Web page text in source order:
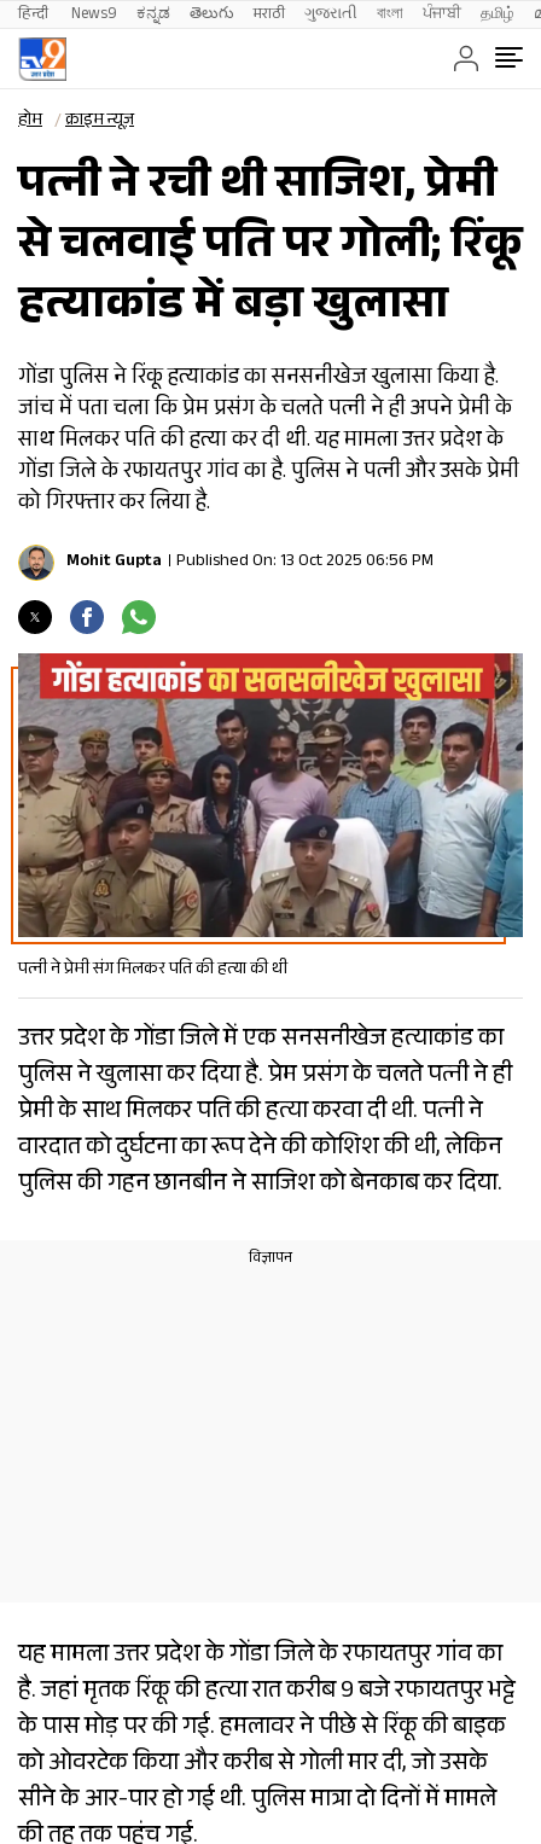
हिन्दी News9 ಕನ್ನಡ తెలుగు मराठी ગુજરાતી বাংলা ਪੰਜਾਬੀ தமிழ்
होम क्राइम न्यूज़
पत्नी ने रची थी साजिश, प्रेमी
से चलवाई पति पर गोली; रिंकू
हत्याकांड में बड़ा खुलासा
गोंडा पुलिस ने रिंकू हत्याकांड का सनसनीखेज खुलासा किया है.
जांच में पता चला कि प्रेम प्रसंग के चलते पत्नी ने ही अपने प्रेमी के
साथ मिलकर पति की हत्या कर दी थी. यह मामला उत्तर प्रदेश के
गोंडा जिले के रफायतपुर गांव का है. पुलिस ने पत्नी और उसके प्रेमी
को गिरफ्तार कर लिया है.
Mohit Gupta Published On: 13 Oct 2025 06:56 PM
पत्नी ने प्रेमी संग मिलकर पति की हत्या की थी
उत्तर प्रदेश के गोंडा जिले में एक सनसनीखेज हत्याकांड का
पुलिस ने खुलासा कर दिया है. प्रेम प्रसंग के चलते पत्नी ने ही
प्रेमी के साथ मिलकर पति की हत्या करवा दी थी. पत्नी ने
वारदात को दुर्घटना का रूप देने की कोशिश की थी, लेकिन
पुलिस की गहन छानबीन ने साजिश को बेनकाब कर दिया.
यह मामला उत्तर प्रदेश के गोंडा जिले के रफायतपुर गांव का
है. जहां मृतक रिंकू की हत्या रात करीब 9 बजे रफायतपुर भट्टे
के पास मोड़ पर की गई. हमलावर ने पीछे से रिंकू की बाइक
को ओवरटेक किया और करीब से गोली मार दी, जो उसके
सीने के आर-पार हो गई थी. पुलिस मात्रा दो दिनों में मामले